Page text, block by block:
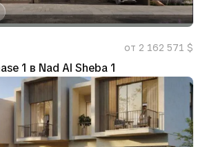
от 2 162 571 $
1 в Nad Al Sheba 1